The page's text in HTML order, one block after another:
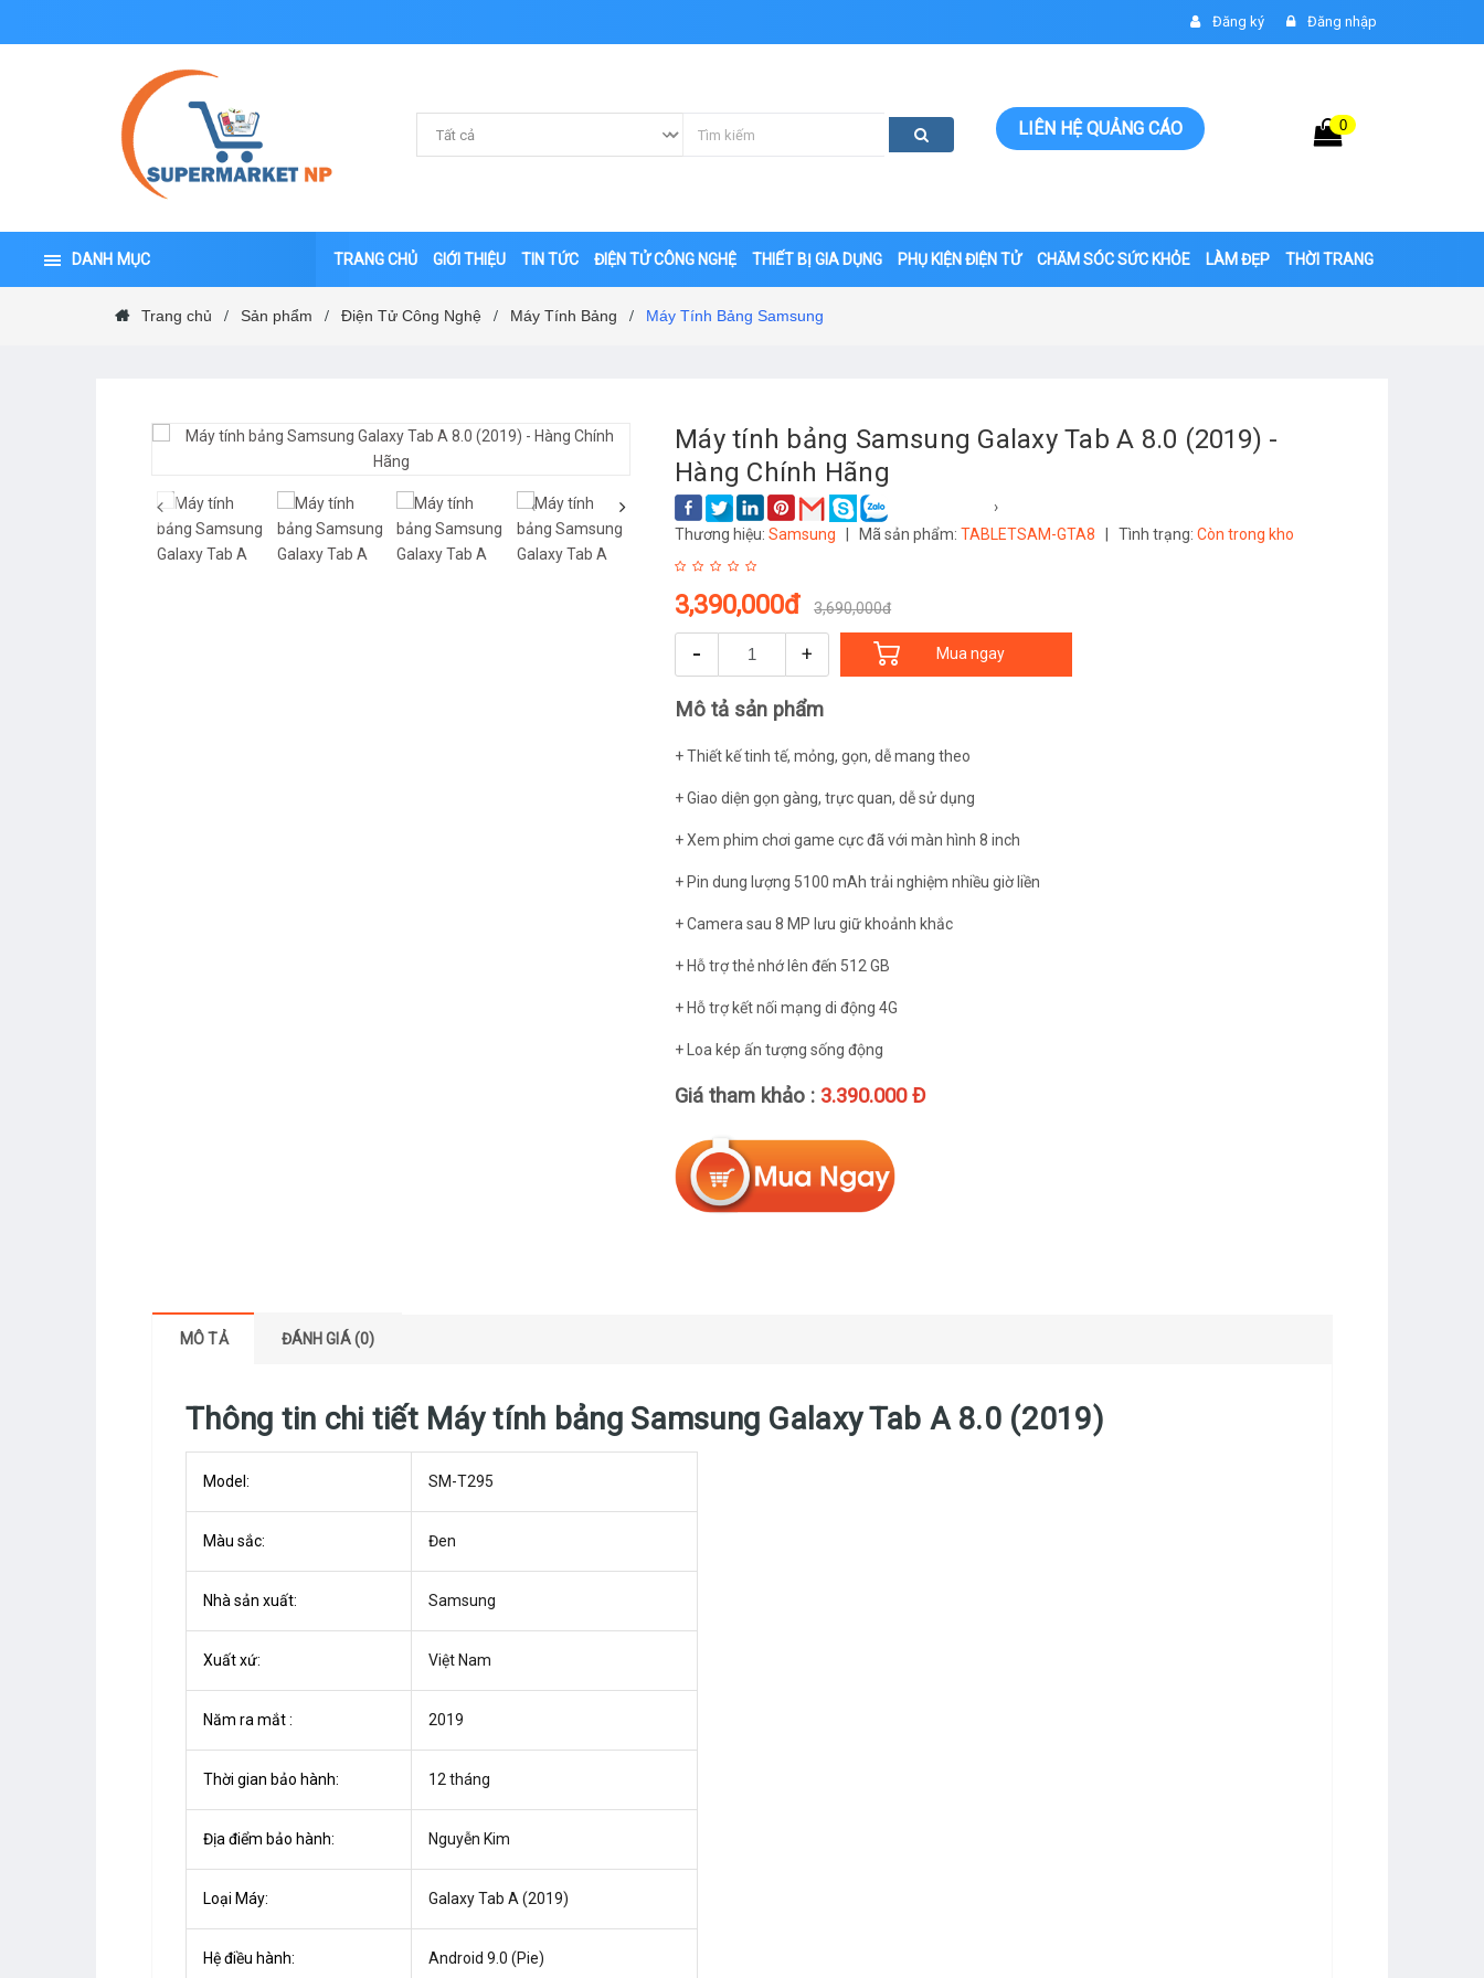
Đăng ký Đăng nhập
LIÊN HỆ QUẢNG CÁO 0
DANH MỤC TRANG CHỦ GIỚI THIỆU TIN TỨC ĐIỆN TỬ CÔNG NGHỆ THIẾT BỊ GIA DỤNG PHỤ KIỆN ĐIỆN TỬ CHĂM SÓC SỨC KHỎE LÀM ĐẸP THỜI TRANG
Trang chủ / Sản phẩm / Điện Tử Công Nghệ / Máy Tính Bảng / Máy Tính Bảng Samsung
‹ ›
Máy tính bảng Samsung Galaxy Tab A 8.0 (2019) -
Hàng Chính Hãng
Thương hiệu:Samsung Mã sản phẩm:TABLETSAM-GTA8 Tình trạng:Còn trong kho
3,390,000đ 3,690,000đ
- + Mua ngay
Mô tả sản phẩm
+ Thiết kế tinh tế, mỏng, gọn, dễ mang theo
+ Giao diện gọn gàng, trực quan, dễ sử dụng
+ Xem phim chơi game cực đã với màn hình 8 inch
+ Pin dung lượng 5100 mAh trải nghiệm nhiều giờ liền
+ Camera sau 8 MP lưu giữ khoảnh khắc
+ Hỗ trợ thẻ nhớ lên đến 512 GB
+ Hỗ trợ kết nối mạng di động 4G
+ Loa kép ấn tượng sống động
Giá tham khảo : 3.390.000 Đ
MÔ TẢ ĐÁNH GIÁ (0)
Thông tin chi tiết Máy tính bảng Samsung Galaxy Tab A 8.0 (2019)
Model: SM-T295
Màu sắc: Đen
Nhà sản xuất: Samsung
Xuất xứ: Việt Nam
Năm ra mắt : 2019
Thời gian bảo hành: 12 tháng
Địa điểm bảo hành: Nguyễn Kim
Loại Máy: Galaxy Tab A (2019)
Hệ điều hành: Android 9.0 (Pie)